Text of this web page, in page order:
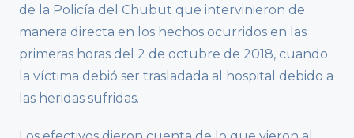
de la Policía del Chubut que intervinieron de
manera directa en los hechos ocurridos en las
primeras horas del 2 de octubre de 2018, cuando
la víctima debió ser trasladada al hospital debido a
las heridas sufridas.